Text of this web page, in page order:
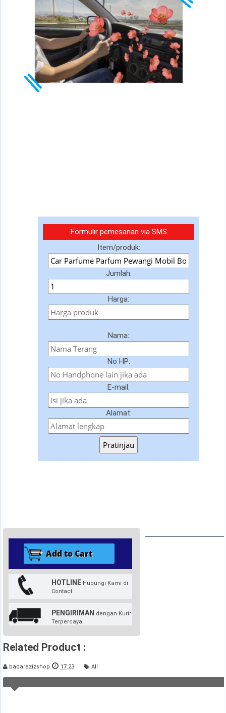
Formulir pemesanan via SMS
Item/produk:
Jumlah:
Harga:
Nama:
No HP:
E-mail:
Alamat:
Pratinjau
HOTLINE Hubungi Kami di
Contact
PENGIRIMAN dengan Kurir
Terpercaya
Related Product :
badarazizshop 17.23 All